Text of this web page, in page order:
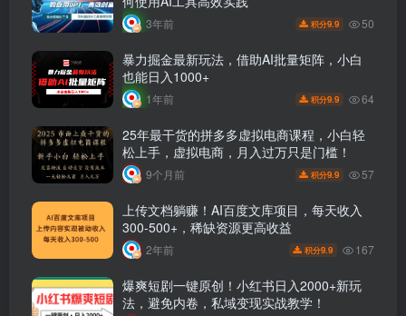
3年前 积分9.9 50
暴力掘金最新玩法，借助AI批量矩阵，小白
也能日入1000+
1年前 积分9.9 64
25年最干货的拼多多虚拟电商课程，小白轻
松上手，虚拟电商，月入过万只是门槛！
9个月前 积分9.9 57
上传文档躺赚！AI百度文库项目，每天收入
300-500+，稀缺资源更高收益
2年前 积分9.9 167
爆爽短剧一键原创！小红书日入2000+新玩
法，避免内卷，私域变现实战教学！